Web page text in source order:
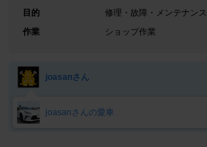
目的
修理・故障・メンテナンス
作業
ショップ作業
joasanさん
joasanさんの愛車